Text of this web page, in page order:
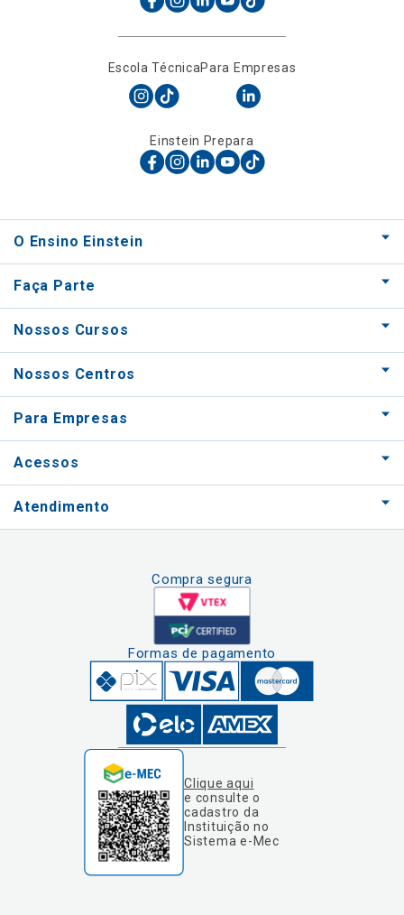
Escola TécnicaPara Empresas
Einstein Prepara
O Ensino Einstein
Faça Parte
Nossos Cursos
Nossos Centros
Para Empresas
Acessos
Atendimento
Compra segura
Formas de pagamento
Clique aqui
e consulte o
cadastro da
Instituição no
Sistema e-Mec